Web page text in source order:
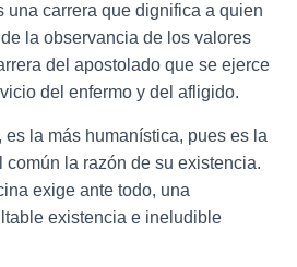
una carrera que dignifica a quien
la observancia de los valores
del apostolado que se ejerce
del enfermo y del afligido.
es la más humanística, pues es la
la razón de su existencia.
exige ante todo, una
existencia e ineludible